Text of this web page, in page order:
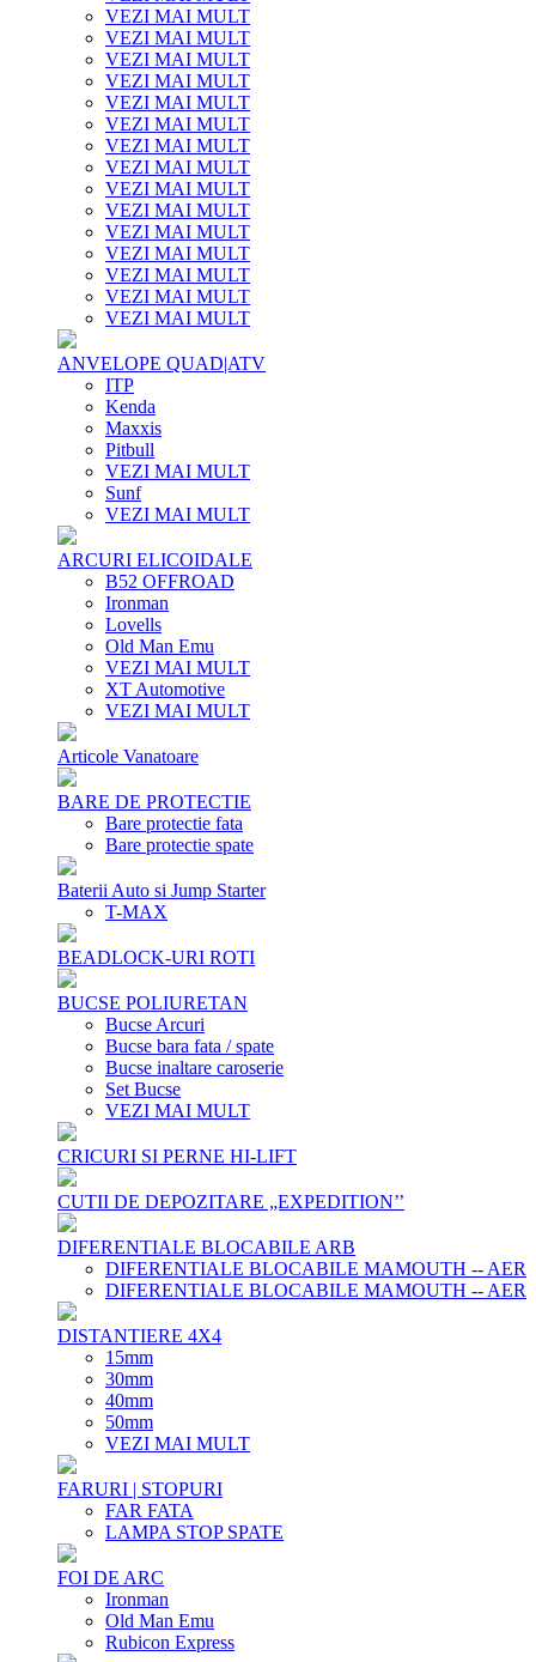
VEZI MAI MULT
VEZI MAI MULT
VEZI MAI MULT
VEZI MAI MULT
VEZI MAI MULT
VEZI MAI MULT
VEZI MAI MULT
VEZI MAI MULT
VEZI MAI MULT
VEZI MAI MULT
VEZI MAI MULT
VEZI MAI MULT
VEZI MAI MULT
VEZI MAI MULT
VEZI MAI MULT
ANVELOPE QUAD|ATV
ITP
Kenda
Maxxis
Pitbull
VEZI MAI MULT
Sunf
VEZI MAI MULT
ARCURI ELICOIDALE
B52 OFFROAD
Ironman
Lovells
Old Man Emu
VEZI MAI MULT
XT Automotive
VEZI MAI MULT
Articole Vanatoare
BARE DE PROTECTIE
Bare protectie fata
Bare protectie spate
Baterii Auto si Jump Starter
T-MAX
BEADLOCK-URI ROTI
BUCSE POLIURETAN
Bucse Arcuri
Bucse bara fata / spate
Bucse inaltare caroserie
Set Bucse
VEZI MAI MULT
CRICURI SI PERNE HI-LIFT
CUTII DE DEPOZITARE „EXPEDITION’’
DIFERENTIALE BLOCABILE ARB
DIFERENTIALE BLOCABILE MAMOUTH -- AER
DIFERENTIALE BLOCABILE MAMOUTH -- AER
DISTANTIERE 4X4
15mm
30mm
40mm
50mm
VEZI MAI MULT
FARURI | STOPURI
FAR FATA
LAMPA STOP SPATE
FOI DE ARC
Ironman
Old Man Emu
Rubicon Express